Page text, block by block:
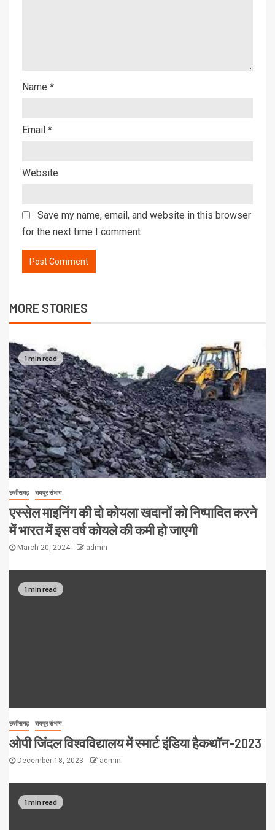
Name *
Email *
Website
Save my name, email, and website in this browser
for the next time I comment.
MORE STORIES
1 min read
छत्तीसगढ़ रायपुर संभाग
एस्सेल माइनिंग की दो कोयला खदानों को निष्पादित करने
में भारत में इस वर्ष कोयले की कमी हो जाएगी
March 20, 2024 admin
1 min read
छत्तीसगढ़ रायपुर संभाग
ओपी जिंदल विश्वविद्यालय में स्मार्ट इंडिया हैकथॉन-2023
December 18, 2023 admin
1 min read